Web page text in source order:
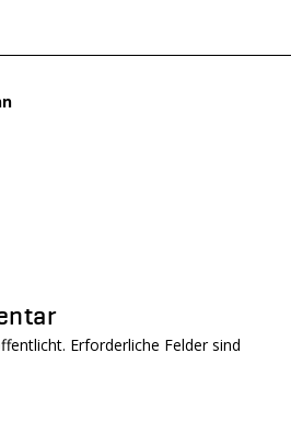
Erforderliche Felder sind